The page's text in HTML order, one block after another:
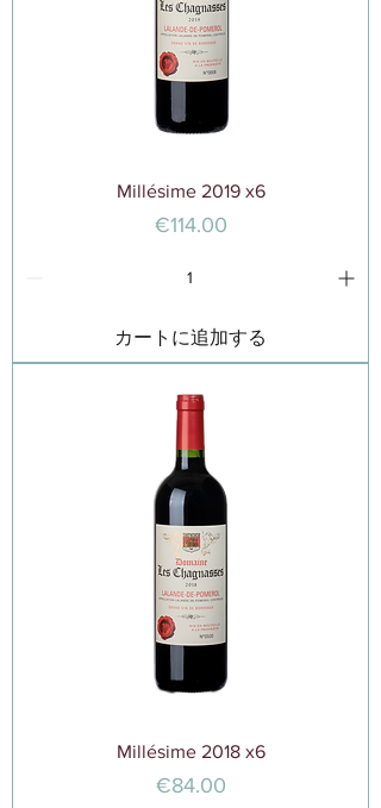
Millésime 2019 x6
価格
€114.00
カートに追加する
Millésime 2018 x6
価格
€84.00